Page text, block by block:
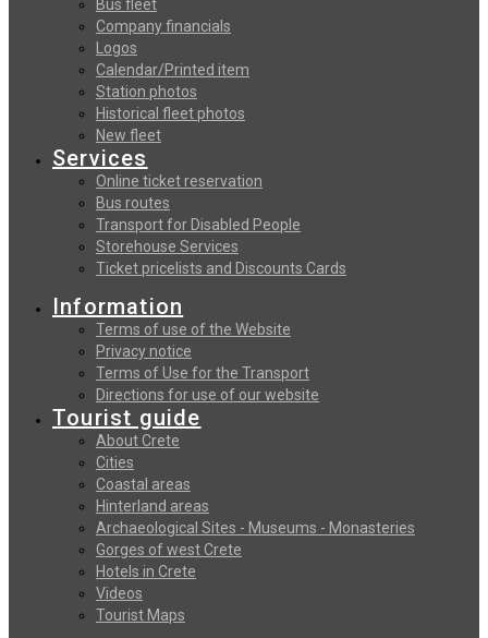
Bus fleet
Company financials
Logos
Calendar/Printed item
Station photos
Historical fleet photos
New fleet
Services
Online ticket reservation
Bus routes
Transport for Disabled People
Storehouse Services
Ticket pricelists and Discounts Cards
Information
Terms of use of the Website
Privacy notice
Terms of Use for the Transport
Directions for use of our website
Tourist guide
About Crete
Cities
Coastal areas
Hinterland areas
Archaeological Sites - Museums - Monasteries
Gorges of west Crete
Hotels in Crete
Videos
Tourist Maps